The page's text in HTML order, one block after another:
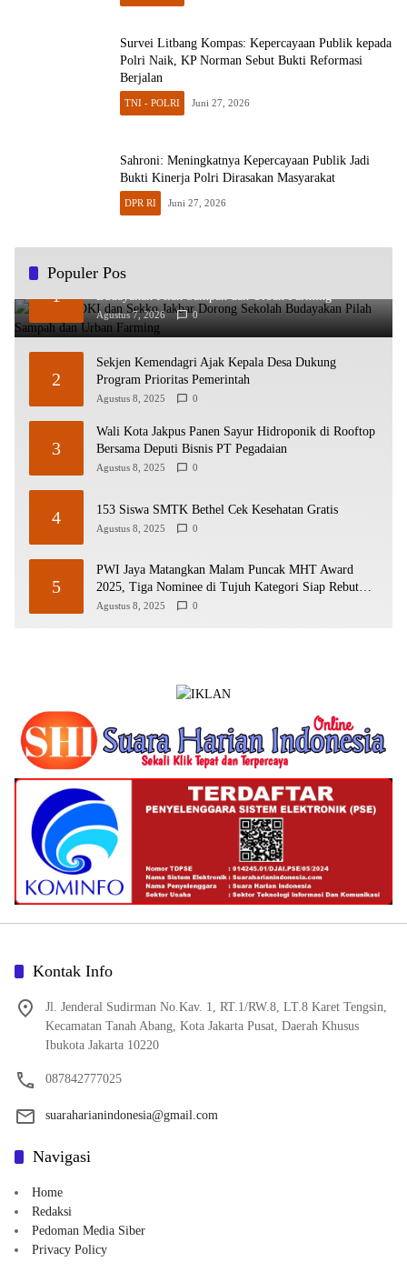
Survei Litbang Kompas: Kepercayaan Publik kepada
Polri Naik, KP Norman Sebut Bukti Reformasi
Berjalan
TNI - POLRI Juni 27, 2026
Sahroni: Meningkatnya Kepercayaan Publik Jadi
Bukti Kinerja Polri Dirasakan Masyarakat
DPR RI Juni 27, 2026
Populer Pos
1
Kadisdik DKI dan Sekko Jakbar Dorong Sekolah
Budayakan Pilah Sampah dan Urban Farming
Agustus 7, 2026 0
2
Sekjen Kemendagri Ajak Kepala Desa Dukung
Program Prioritas Pemerintah
Agustus 8, 2025 0
3
Wali Kota Jakpus Panen Sayur Hidroponik di Rooftop
Bersama Deputi Bisnis PT Pegadaian
Agustus 8, 2025 0
4 153 Siswa SMTK Bethel Cek Kesehatan Gratis
Agustus 8, 2025 0
5
PWI Jaya Matangkan Malam Puncak MHT Award
2025, Tiga Nominee di Tujuh Kategori Siap Rebut
Penghargaan
Agustus 8, 2025 0
Kontak Info
Jl. Jenderal Sudirman No.Kav. 1, RT.1/RW.8, LT.8 Karet Tengsin,
Kecamatan Tanah Abang, Kota Jakarta Pusat, Daerah Khusus
Ibukota Jakarta 10220
087842777025
suaraharianindonesia@gmail.com
Navigasi
Home
Redaksi
Pedoman Media Siber
Privacy Policy